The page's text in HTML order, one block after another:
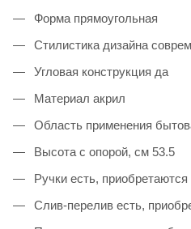
Форма прямоугольная
Стилистика дизайна
Угловая конструкция да
Материал акрил
Область применения
Высота с опорой, см 53.5
Ручки есть,
Слив-перелив есть,